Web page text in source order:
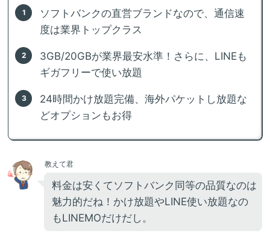
ソフトバンクの直営ブランドなので、通信速
度は業界トップクラス
3GB/20GBが業界最安水準！さらに、LINEも
ギガフリーで使い放題
24時間かけ放題完備、海外パケットし放題な
どオプションもお得
教えて君
料金は安くてソフトバンク同等の品質なのは
魅力的だね！かけ放題やLINE使い放題なの
もLINEMOだけだし。